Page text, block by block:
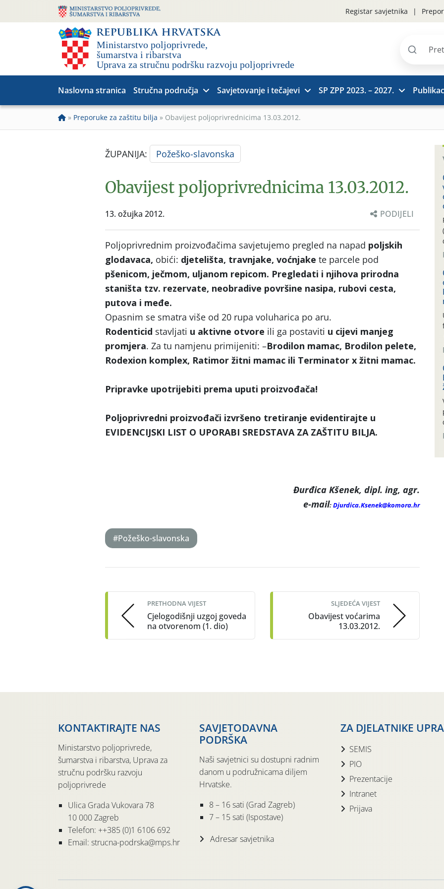
Registar savjetnika
Pretraži
Naslovna stranica Stručna područja Savjetovanje i tečajevi SP ZPP 2023. – 2027.
» Preporuke za zaštitu bilja » Obavijest poljoprivrednicima 13.03.2012.
ŽUPANIJA: Požeško-slavonska
Obavijest poljoprivrednicima 13.03.2012.
13. ožujka 2012. PODIJELI
Poljoprivrednim proizvođačima savjetujemo pregled na napad poljskih
glodavaca, obići: djetelišta, travnjake, voćnjake te parcele pod
pšenicom, ječmom, uljanom repicom. Pregledati i njihova prirodna
staništa tzv. rezervate, neobradive površine nasipa, rubovi cesta,
putova i međe.
Opasnim se smatra više od 20 rupa voluharica po aru.
Rodenticid stavljati u aktivne otvore ili ga postaviti u cijevi manjeg
promjera. Za tu namjenu primijeniti: –Brodilon mamac, Brodilon pelete,
Rodexion komplex, Ratimor žitni mamac ili Terminator x žitni mamac.
Pripravke upotrijebiti prema uputi proizvođača!
Poljoprivredni proizvođači izvršeno tretiranje evidentirajte u
EVIDENCIJSKI LIST O UPORABI SREDSTAVA ZA ZAŠTITU BILJA.
Đurđica Kšenek, dipl. ing, agr.
e-mail:Djurdica.Ksenek@komora.hr
#Požeško-slavonska
navigation
PRETHODNA VIJEST
Cjelogodišnji uzgoj goveda
na otvorenom (1. dio)
SLJEDEĆA VIJEST
Obavijest voćarima
13.03.2012.
KONTAKTIRAJTE NAS
Ministarstvo poljoprivrede,
šumarstva i ribarstva, Uprava za
stručnu podršku razvoju
poljoprivrede
Ulica Grada Vukovara 78
10 000 Zagreb
Telefon: ++385 (0)1 6106 692
Email: strucna-podrska@mps.hr
SAVJETODAVNA
PODRŠKA
Naši savjetnici su dostupni radnim
danom u podružnicama diljem
Hrvatske.
8 – 16 sati (Grad Zagreb)
7 – 15 sati (Ispostave)
Adresar savjetnika
ZA DJELATNIKE
SEMIS
PIO
Prezentacije
Intranet
Prijava